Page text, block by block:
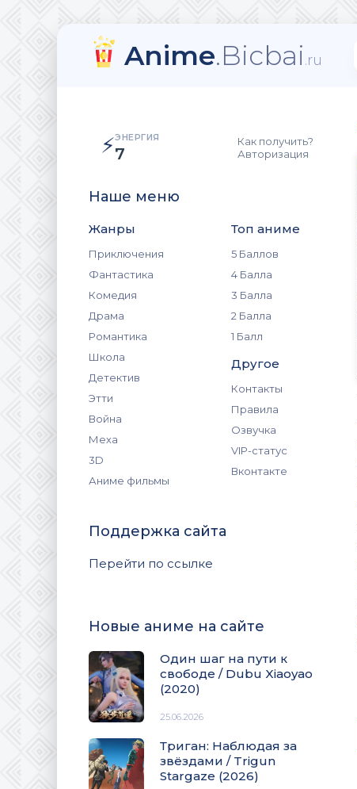
Anime.Bicbai.ru
⚡ЭНЕРГИЯ
7
Как получить?
Авторизация
Наше меню
Жанры
Приключения
Фантастика
Комедия
Драма
Романтика
Школа
Детектив
Этти
Война
Меха
3D
Аниме фильмы
Топ аниме
5 Баллов
4 Балла
3 Балла
2 Балла
1 Балл
Другое
Контакты
Правила
Озвучка
VIP-статус
Вконтакте
Поддержка сайта
Перейти по ссылке
Новые аниме на сайте
Один шаг на пути к
свободе / Dubu Xiaoyao
(2020)
25.06.2026
Триган: Наблюдая за
звёздами / Trigun
Stargaze (2026)